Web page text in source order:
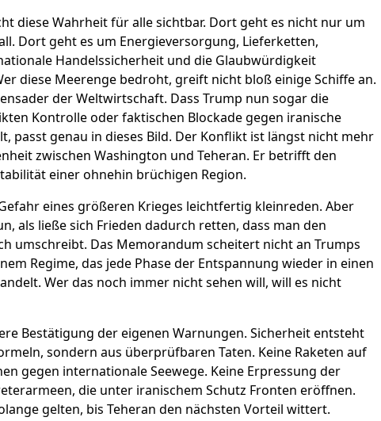
diese Wahrheit für alle sichtbar. Dort geht es nicht nur um
Dort geht es um Energieversorgung, Lieferketten,
Handelssicherheit und die Glaubwürdigkeit
diese Meerenge bedroht, greift nicht bloß einige Schiffe an.
der Weltwirtschaft. Dass Trump nun sogar die
Kontrolle oder faktischen Blockade gegen iranische
passt genau in dieses Bild. Der Konflikt ist längst nicht mehr
zwischen Washington und Teheran. Er betrifft den
einer ohnehin brüchigen Region.
eines größeren Krieges leichtfertig kleinreden. Aber
als ließe sich Frieden dadurch retten, dass man den
umschreibt. Das Memorandum scheitert nicht an Trumps
Regime, das jede Phase der Entspannung wieder in einen
Wer das noch immer nicht sehen will, will es nicht
Bestätigung der eigenen Warnungen. Sicherheit entsteht
sondern aus überprüfbaren Taten. Keine Raketen auf
gegen internationale Seewege. Keine Erpressung der
die unter iranischem Schutz Fronten eröffnen.
gelten, bis Teheran den nächsten Vorteil wittert.